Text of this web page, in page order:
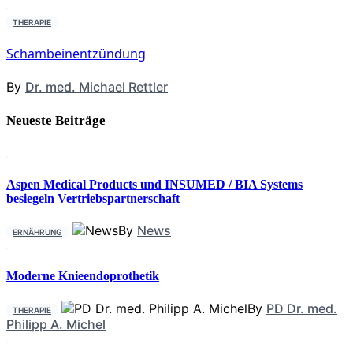
THERAPIE
Schambeinentzündung
By Dr. med. Michael Rettler
Neueste Beiträge
Aspen Medical Products und INSUMED / BIA Systems
besiegeln Vertriebspartnerschaft
ERNÄHRUNG By News
Moderne Knieendoprothetik
THERAPIE By PD Dr. med.
Philipp A. Michel